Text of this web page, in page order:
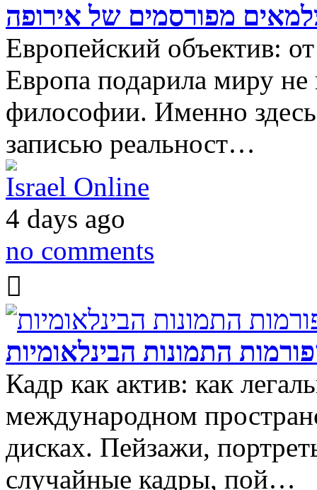
מפורסמים של אירופה
Европейский объектив:
Европа подарила миру не
философии. Именно
записью реальност…
Israel Online
4 days ago
no comments
התמונות הבינלאומיות
Кадр как актив: как
международном
дисках. Пейзажи,
случайные кадры, пой…